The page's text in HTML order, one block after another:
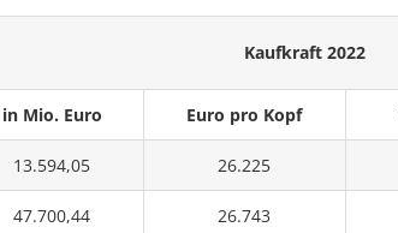
Kaufkraft 2022
in Mio. Euro Euro pro Kopf
13.594,05 26.225
47.700,44 26.743